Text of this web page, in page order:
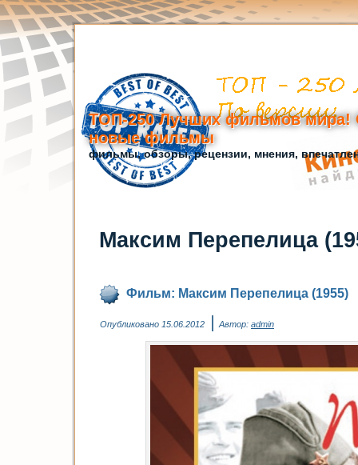
ТОП-250 Лучших фильмов мира!
новые фильмы
фильмы, обзоры, рецензии, мнения,
Максим Перепелица
Фильм: Максим Перепелица (1955)
Опубликовано 15.06.2012 |Автор: admin